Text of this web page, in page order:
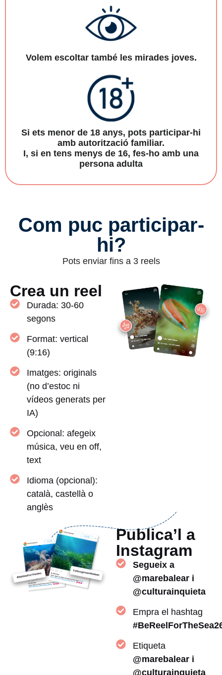
Volem escoltar també les mirades joves.
Si ets menor de 18 anys, pots participar-hi
amb autorització familiar.
I, si en tens menys de 16, fes-ho amb una
persona adulta
Com puc participar-
hi?
Pots enviar fins a 3 reels
Crea un reel
Durada: 30-60
segons
Format: vertical
(9:16)
Imatges: originals
(no d’estoc ni
vídeos generats per
IA)
Opcional: afegeix
música, veu en off,
text
Idioma (opcional):
català, castellà o
anglès
Publica’l a
Instagram
Segueix a
@marebalear i
@culturainquieta
Empra el hashtag
Etiqueta
@marebalear i
@culturainquieta